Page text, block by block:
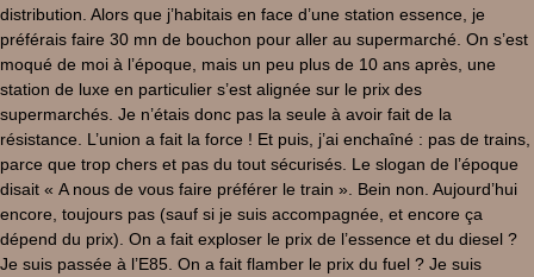
distribution. Alors que j’habitais en face d’une station essence, je
préférais faire 30 mn de bouchon pour aller au supermarché. On s’est
moqué de moi à l’époque, mais un peu plus de 10 ans après, une
station de luxe en particulier s’est alignée sur le prix des
supermarchés. Je n’étais donc pas la seule à avoir fait de la
résistance. L’union a fait la force ! Et puis, j’ai enchaîné : pas de trains,
parce que trop chers et pas du tout sécurisés. Le slogan de l’époque
disait « A nous de vous faire préférer le train ». Bein non. Aujourd’hui
encore, toujours pas (sauf si je suis accompagnée, et encore ça
dépend du prix). On a fait exploser le prix de l’essence et du diesel ?
Je suis passée à l’E85. On a fait flamber le prix du fuel ? Je suis